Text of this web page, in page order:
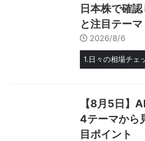
日本株で確
と注目テーマ
2026/8/6
1.日々の相場チェ
【8月5日】
4テーマから
目ポイント